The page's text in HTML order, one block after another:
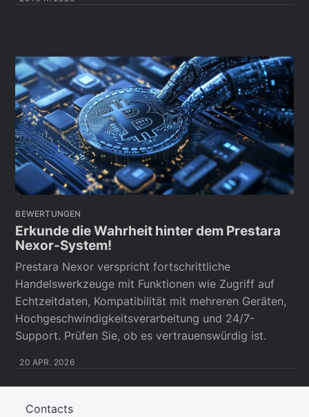
BEWERTUNGEN
Erkunde die Wahrheit hinter dem Prestara
Nexor-System!
Prestara Nexor verspricht fortschrittliche
Handelswerkzeuge mit Funktionen wie Zugriff auf
Echtzeitdaten, Kompatibilität mit mehreren Geräten,
Hochgeschwindigkeitsverarbeitung und 24/7-
Support. Prüfen Sie, ob es vertrauenswürdig ist.
20 APR. 2026
Contacts